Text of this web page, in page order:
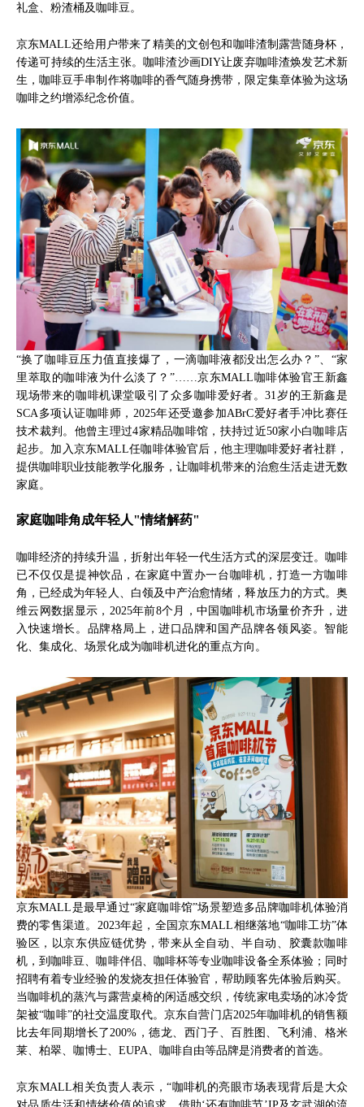
礼盒、粉渣桶及咖啡豆。
京东MALL还给用户带来了精美的文创包和咖啡渣制露营随身杯，
传递可持续的生活主张。咖啡渣沙画DIY让废弃咖啡渣焕发艺术新
生，咖啡豆手串制作将咖啡的香气随身携带，限定集章体验为这场
咖啡之约增添纪念价值。
“换了咖啡豆压力值直接爆了，一滴咖啡液都没出怎么办？”、“家
里萃取的咖啡液为什么淡了？”……京东MALL咖啡体验官王新鑫
现场带来的咖啡机课堂吸引了众多咖啡爱好者。31岁的王新鑫是
SCA多项认证咖啡师，2025年还受邀参加ABrC爱好者手冲比赛任
技术裁判。他曾主理过4家精品咖啡馆，扶持过近50家小白咖啡店
起步。加入京东MALL任咖啡体验官后，他主理咖啡爱好者社群，
提供咖啡职业技能教学化服务，让咖啡机带来的治愈生活走进无数
家庭。
家庭咖啡角成年轻人"情绪解药"
咖啡经济的持续升温，折射出年轻一代生活方式的深层变迁。咖啡
已不仅仅是提神饮品，在家庭中置办一台咖啡机，打造一方咖啡
角，已经成为年轻人、白领及中产治愈情绪，释放压力的方式。奥
维云网数据显示，2025年前8个月，中国咖啡机市场量价齐升，进
入快速增长。品牌格局上，进口品牌和国产品牌各领风姿。智能
化、集成化、场景化成为咖啡机进化的重点方向。
京东MALL是最早通过“家庭咖啡馆”场景塑造多品牌咖啡机体验消
费的零售渠道。2023年起，全国京东MALL相继落地“咖啡工坊”体
验区，以京东供应链优势，带来从全自动、半自动、胶囊款咖啡
机，到咖啡豆、咖啡伴侣、咖啡杯等专业咖啡设备全系体验；同时
招聘有着专业经验的发烧友担任体验官，帮助顾客先体验后购买。
当咖啡机的蒸汽与露营桌椅的闲适感交织，传统家电卖场的冰冷货
架被“咖啡”的社交温度取代。京东自营门店2025年咖啡机的销售额
比去年同期增长了200%，德龙、西门子、百胜图、飞利浦、格米
莱、柏翠、咖博士、EUPA、咖啡自由等品牌是消费者的首选。
京东MALL相关负责人表示，“咖啡机的亮眼市场表现背后是大众
对品质生活和情绪价值的追求。借助‘还有咖啡节’IP及玄武湖的流